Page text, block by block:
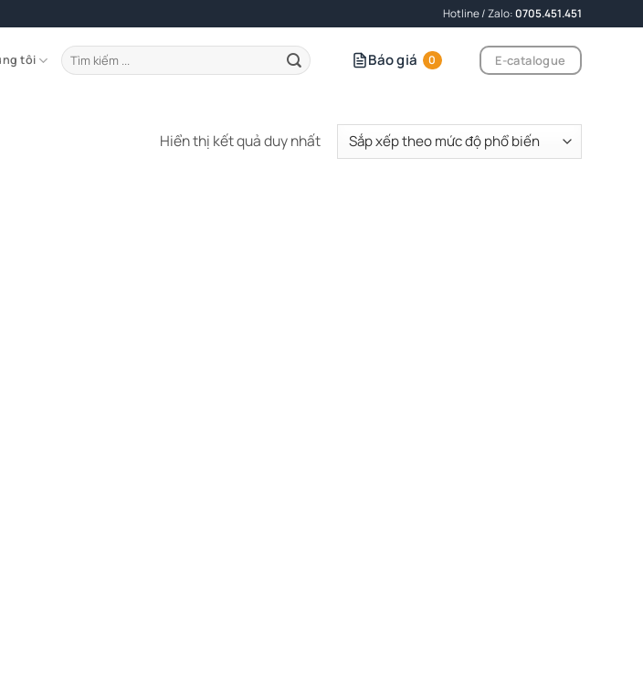
Hotline / Zalo:0705.451.451
tôi
Tìm
kiếm:
Báo giá 0 E-catalogue
Hiển thị kết quả duy nhất